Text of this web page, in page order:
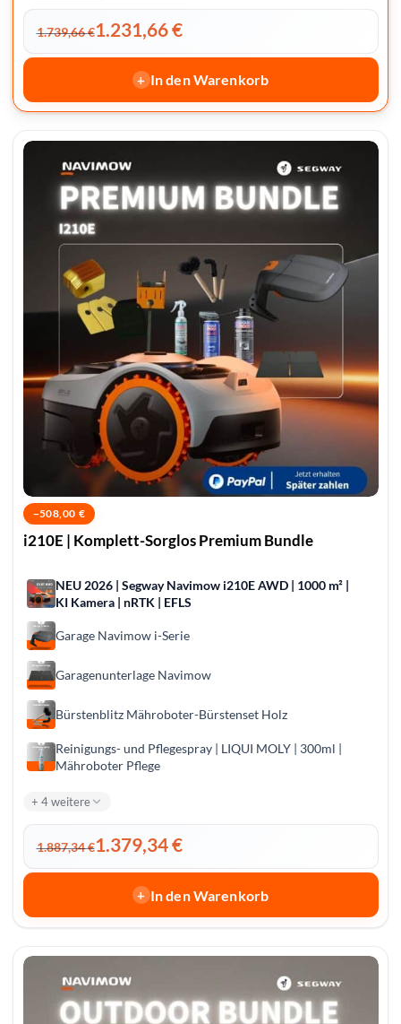
1.739,66€1.231,66€
+ In den Warenkorb
−508,00 €
i210E | Komplett-Sorglos Premium Bundle
NEU 2026 | Segway Navimow i210E AWD | 1000 m² |
KI Kamera | nRTK | EFLS
Garage Navimow i-Serie
Garagenunterlage Navimow
Bürstenblitz Mähroboter-Bürstenset Holz
Reini­gungs- und Pfle­ge­spray | LIQUI MOLY | 300ml |
Mähroboter Pflege
+ 4 weitere
1.887,34€1.379,34€
+ In den Warenkorb